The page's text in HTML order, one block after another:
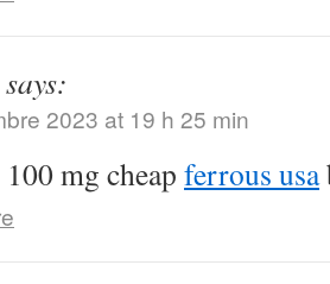
says:
2023 at 19 h 25 min
mg cheap ferrous usa